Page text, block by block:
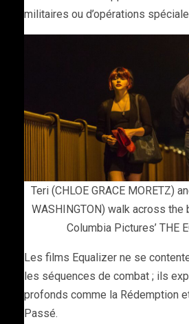
militaires ou d’opérations
Teri (CHLOE GRACE MORETZ)
WASHINGTON) walk across the
Columbia Pictures’ THE
Les films Equalizer ne se
les séquences de combat ; ils
profonds comme la Rédemption
Passé.